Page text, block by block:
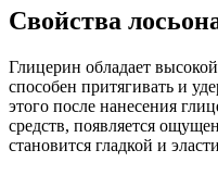
Свойства
Глицерин обладает
способен притягивать и
этого после нанесения
средств, появляется
становится гладкой и